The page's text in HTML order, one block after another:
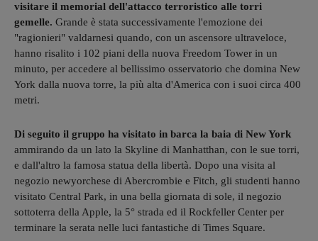
visitare il memorial dell'attacco terroristico alle torri
gemelle. Grande è stata successivamente l'emozione dei
"ragionieri" valdarnesi quando, con un ascensore ultraveloce,
hanno risalito i 102 piani della nuova Freedom Tower in un
minuto, per accedere al bellissimo osservatorio che domina New
York dalla nuova torre, la più alta d'America con i suoi circa 400
metri.
Di seguito il gruppo ha visitato in barca la baia di New York
ammirando da un lato la Skyline di Manhatthan, con le sue torri,
e dall'altro la famosa statua della libertà. Dopo una visita al
negozio newyorchese di Abercrombie e Fitch, gli studenti hanno
visitato Central Park, in una bella giornata di sole, il negozio
sottoterra della Apple, la 5° strada ed il Rockfeller Center per
terminare la serata nelle luci fantastiche di Times Square.